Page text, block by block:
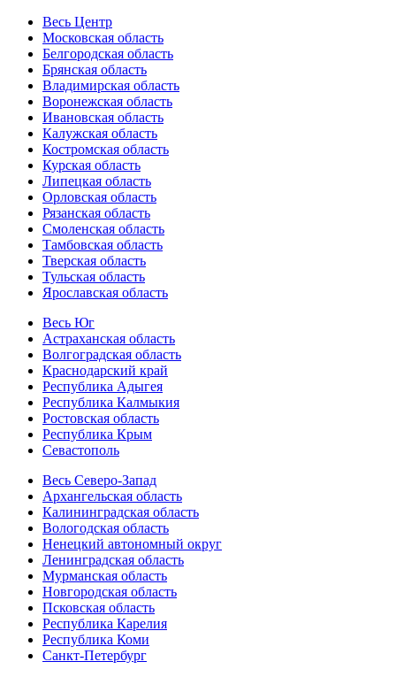
Весь Центр
Московская область
Белгородская область
Брянская область
Владимирская область
Воронежская область
Ивановская область
Калужская область
Костромская область
Курская область
Липецкая область
Орловская область
Рязанская область
Смоленская область
Тамбовская область
Тверская область
Тульская область
Ярославская область
Весь Юг
Астраханская область
Волгоградская область
Краснодарский край
Республика Адыгея
Республика Калмыкия
Ростовская область
Республика Крым
Севастополь
Весь Северо-Запад
Архангельская область
Калининградская область
Вологодская область
Ненецкий автономный округ
Ленинградская область
Мурманская область
Новгородская область
Псковская область
Республика Карелия
Республика Коми
Санкт-Петербург